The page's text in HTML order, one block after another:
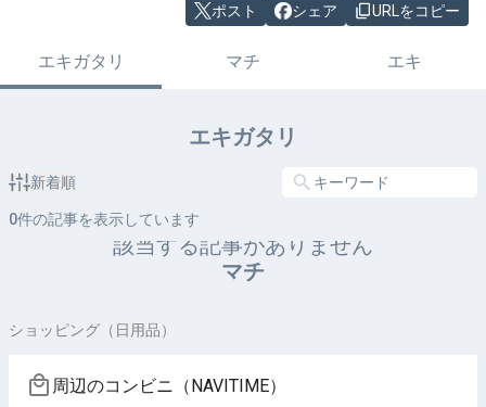
ポスト シェア URLをコピー
エキガタリ マチ エキ
エキガタリ
新着順
0件の記事を表示しています
該当する記事がありません
マチ
ショッピング（日用品）
周辺のコンビニ（NAVITIME）